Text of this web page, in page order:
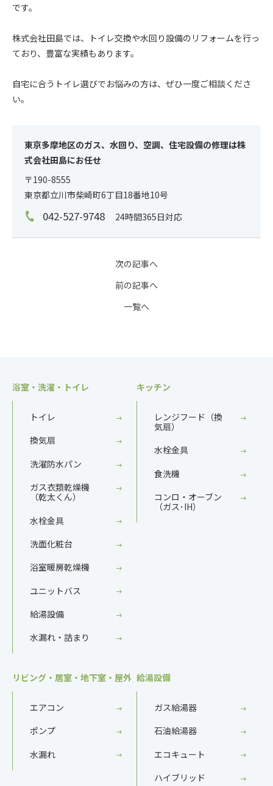
です。
株式会社田島では、トイレ交換や水回り設備のリフォームを行っ
ており、豊富な実績もあります。
自宅に合うトイレ選びでお悩みの方は、ぜひ一度ご相談くださ
い。
東京多摩地区のガス、水回り、空調、住宅設備の修理は株
式会社田島にお任せ
〒190-8555
東京都立川市柴崎町6丁目18番地10号
042-527-9748 24時間365日対応
前の記事へ
一覧へ
次の記事へ
浴室・洗濯・トイレ
トイレ
換気扇
洗濯防水パン
ガス衣類乾燥機
（乾太くん）
水栓金具
洗面化粧台
浴室暖房乾燥機
ユニットバス
給湯設備
水漏れ・詰まり
キッチン
レンジフード（換
気扇）
水栓金具
食洗機
コンロ・オーブン
（ガス･IH）
リビング・居室・地下室・屋外
エアコン
ポンプ
水漏れ
給湯設備
ガス給湯器
石油給湯器
エコキュート
ハイブリッド